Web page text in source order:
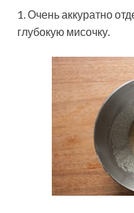
1. Очень аккуратно
глубокую мисочку.